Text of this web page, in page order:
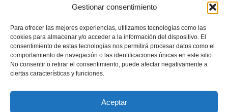
Gestionar consentimiento
Para ofrecer las mejores experiencias, utilizamos tecnologías como las
cookies para almacenar y/o acceder a la información del dispositivo. El
consentimiento de estas tecnologías nos permitirá procesar datos como el
comportamiento de navegación o las identificaciones únicas en este sitio.
No consentir o retirar el consentimiento, puede afectar negativamente a
ciertas características y funciones.
Aceptar
Inicio Biblioteca Parábolas TV
Comunidad
Esencia
Blog
Política de privacidad
Aviso legal
Política de cookies (UE)